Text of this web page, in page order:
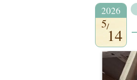
2026
5
14